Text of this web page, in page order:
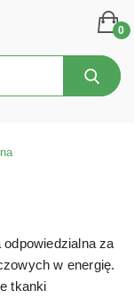
0
za
w energię.
tkanki